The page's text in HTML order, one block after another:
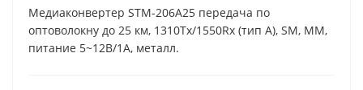
Медиаконвертер STM-206A25 передача по
оптоволокну до 25 км, 1310Tx/1550Rx (тип А), SM, MM,
питание 5~12В/1A, металл.